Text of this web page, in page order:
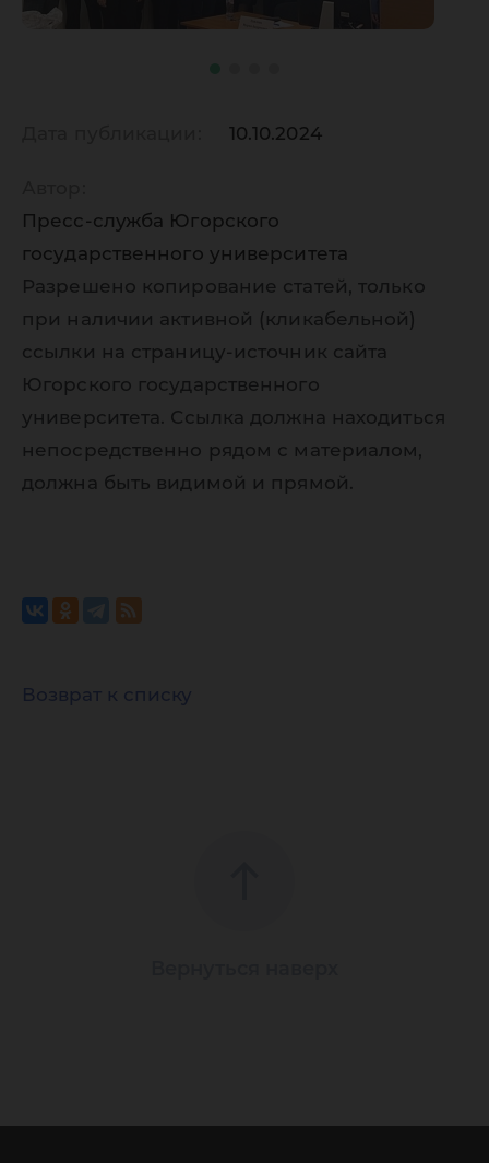
10.10.2024
Пресс-служба Югорского
государственного университета
Разрешено копирование статей, только
при наличии активной (кликабельной)
ссылки на страницу-источник сайта
Югорского государственного
университета. Ссылка должна находиться
непосредственно рядом с материалом,
должна быть видимой и прямой.
Возврат к списку